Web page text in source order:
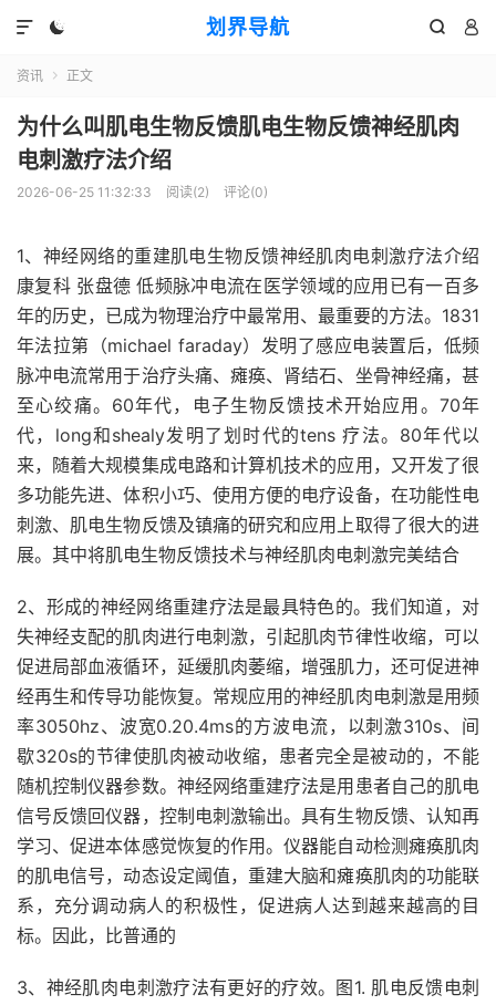
划界导航
  

资讯  正文
为什么叫肌电生物反馈肌电生物反馈神经肌肉
电刺激疗法介绍
2026-06-25 11:32:33 阅读(2) 评论(0)
1、神经网络的重建肌电生物反馈神经肌肉电刺激疗法介绍
康复科 张盘德 低频脉冲电流在医学领域的应用已有一百多
年的历史，已成为物理治疗中最常用、最重要的方法。1831
年法拉第（michael faraday）发明了感应电装置后，低频
脉冲电流常用于治疗头痛、瘫痪、肾结石、坐骨神经痛，甚
至心绞痛。60年代，电子生物反馈技术开始应用。70年
代，long和shealy发明了划时代的tens 疗法。80年代以
来，随着大规模集成电路和计算机技术的应用，又开发了很
多功能先进、体积小巧、使用方便的电疗设备，在功能性电
刺激、肌电生物反馈及镇痛的研究和应用上取得了很大的进
展。其中将肌电生物反馈技术与神经肌肉电刺激完美结合
2、形成的神经网络重建疗法是最具特色的。我们知道，对
失神经支配的肌肉进行电刺激，引起肌肉节律性收缩，可以
促进局部血液循环，延缓肌肉萎缩，增强肌力，还可促进神
经再生和传导功能恢复。常规应用的神经肌肉电刺激是用频
率3050hz、波宽0.20.4ms的方波电流，以刺激310s、间
歇320s的节律使肌肉被动收缩，患者完全是被动的，不能
随机控制仪器参数。神经网络重建疗法是用患者自己的肌电
信号反馈回仪器，控制电刺激输出。具有生物反馈、认知再
学习、促进本体感觉恢复的作用。仪器能自动检测瘫痪肌肉
的肌电信号，动态设定阈值，重建大脑和瘫痪肌肉的功能联
系，充分调动病人的积极性，促进病人达到越来越高的目
标。因此，比普通的
3、神经肌肉电刺激疗法有更好的疗效。图1. 肌电反馈电刺